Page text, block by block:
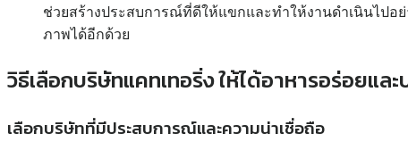
ช่วยสร้างประสบการณ์ที่ดีให้แขกและทำให้งานดำเนินไป
ภาพได้อีกด้วย
วิธีเลือกบริษัทแคทเทอริ่ง ให้ได้อาหารอร่อยแล
เลือกบริษัทที่มีประสบการณ์และความน่าเชื่อถือ